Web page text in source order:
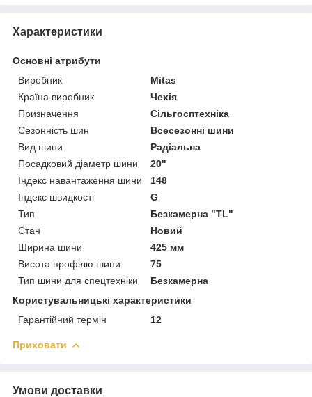
Характеристики
Основні атрибути
Виробник
Mitas
Країна виробник
Чехія
Призначення
Сільгосптехніка
Сезонність шин
Всесезонні шини
Вид шини
Радіальна
Посадковий діаметр шини
20"
Індекс навантаження шини
148
Індекс швидкості
G
Тип
Безкамерна "TL"
Стан
Новий
Ширина шини
425 мм
Висота профілю шини
75
Тип шини для спецтехніки
Безкамерна
Користувальницькі характеристики
Гарантійний термін
12
Приховати
Умови доставки